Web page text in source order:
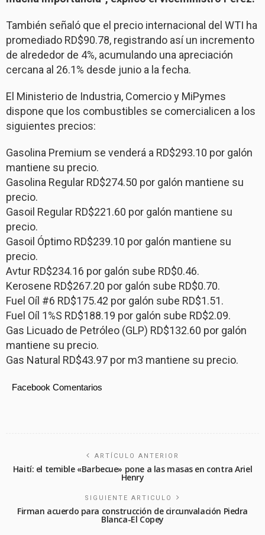
También señaló que el precio internacional del WTI ha
promediado RD$90.78, registrando así un incremento
de alrededor de 4%, acumulando una apreciación
cercana al 26.1% desde junio a la fecha.
El Ministerio de Industria, Comercio y MiPymes
dispone que los combustibles se comercialicen a los
siguientes precios:
Gasolina Premium se venderá a RD$293.10 por galón
mantiene su precio.
Gasolina Regular RD$274.50 por galón mantiene su
precio.
Gasoil Regular RD$221.60 por galón mantiene su
precio.
Gasoil Óptimo RD$239.10 por galón mantiene su
precio.
Avtur RD$234.16 por galón sube RD$0.46.
Kerosene RD$267.20 por galón sube RD$0.70.
Fuel Oíl #6 RD$175.42 por galón sube RD$1.51.
Fuel Oíl 1%S RD$188.19 por galón sube RD$2.09.
Gas Licuado de Petróleo (GLP) RD$132.60 por galón
mantiene su precio.
Gas Natural RD$43.97 por m3 mantiene su precio.
Facebook Comentarios
ARTÍCULO ANTERIOR
Haití: el temible «Barbecue» pone a las masas en contra Ariel
Henry
SIGUIENTE ARTICULO
Firman acuerdo para construcción de circunvalación Piedra
Blanca-El Copey